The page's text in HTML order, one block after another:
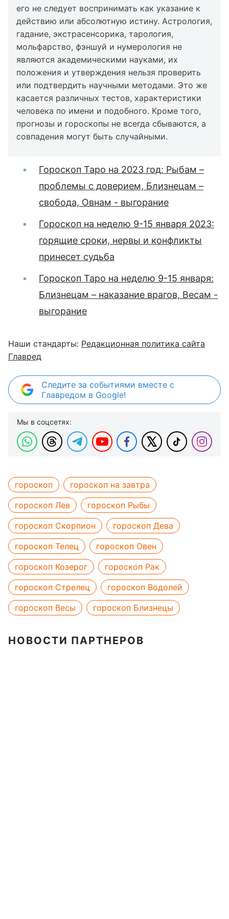
его не следует воспринимать как указание к
действию или абсолютную истину. Астрология,
гадание, экстрасенсорика, тарология,
мольфарство, фэншуй и нумерология не
являются академическими науками, их
положения и утверждения нельзя проверить
или подтвердить научными методами. Это же
касается различных тестов, характеристики
человека по имени и подобного. Кроме того,
прогнозы и гороскопы не всегда сбываются, а
совпадения могут быть случайными.
Гороскоп Таро на 2023 год: Рыбам –
проблемы с доверием, Близнецам –
свобода, Овнам - выгорание
Гороскоп на неделю 9-15 января 2023:
горящие сроки, нервы и конфликты
принесет судьба
Гороскоп Таро на неделю 9-15 января:
Близнецам – наказание врагов, Весам -
выгорание
Наши стандарты: Редакционная политика сайта
Главред
Следите за событиями вместе с
Главредом в Google!
Мы в соцсетях:
гороскоп
гороскоп на завтра
гороскоп Лев
гороскоп Рыбы
гороскоп Скорпион
гороскоп Дева
гороскоп Телец
гороскоп Овен
гороскоп Козерог
гороскоп Рак
гороскоп Стрелец
гороскоп Водолей
гороскоп Весы
гороскоп Близнецы
НОВОСТИ ПАРТНЕРОВ